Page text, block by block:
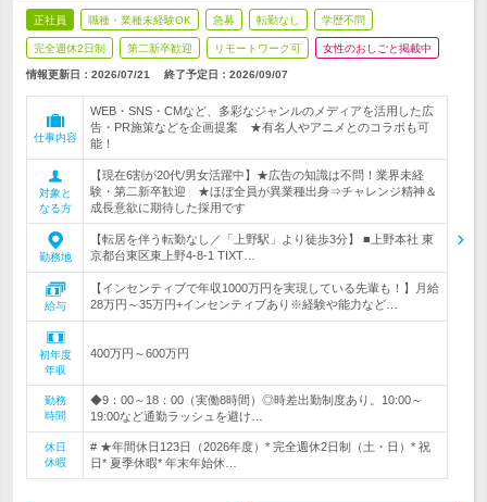
正社員 職種・業種未経験OK 急募 転勤なし 学歴不問
完全週休2日制 第二新卒歓迎 リモートワーク可 女性のおしごと掲載中
情報更新日：2026/07/21 終了予定日： 2026/09/07
仕事内容
WEB・SNS・CMなど、多彩なジャンルのメディアを活用した広
告・PR施策などを企画提案 ★有名人やアニメとのコラボも可
能！
対象と
なる方
【現在6割が20代/男女活躍中】★広告の知識は不問！業界未経
験・第二新卒歓迎 ★ほぼ全員が異業種出身⇒チャレンジ精神＆
成長意欲に期待した採用です
勤務地
【転居を伴う転勤なし／「上野駅」より徒歩3分】 ■上野本社 東
京都台東区東上野4-8-1 TIXT…
給与
【インセンティブで年収1000万円を実現している先輩も！】月給
28万円～35万円+インセンティブあり※経験や能力など…
初年度
年収
400万円～600万円
勤務
時間
◆9：00～18：00（実働8時間）◎時差出勤制度あり。10:00～
19:00など通勤ラッシュを避け…
休日
休暇
# ★年間休日123日（2026年度）* 完全週休2日制（土・日）* 祝
日* 夏季休暇* 年末年始休…